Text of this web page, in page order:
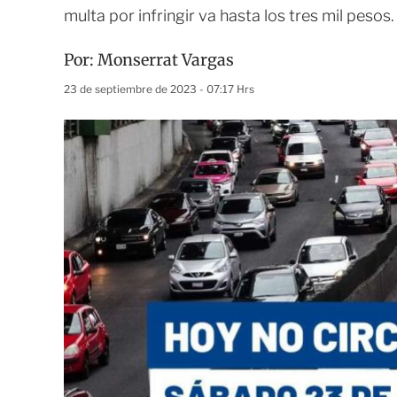
multa por infringir va hasta los tres mil pesos.
Por: Monserrat Vargas
23 de septiembre de 2023 - 07:17 Hrs